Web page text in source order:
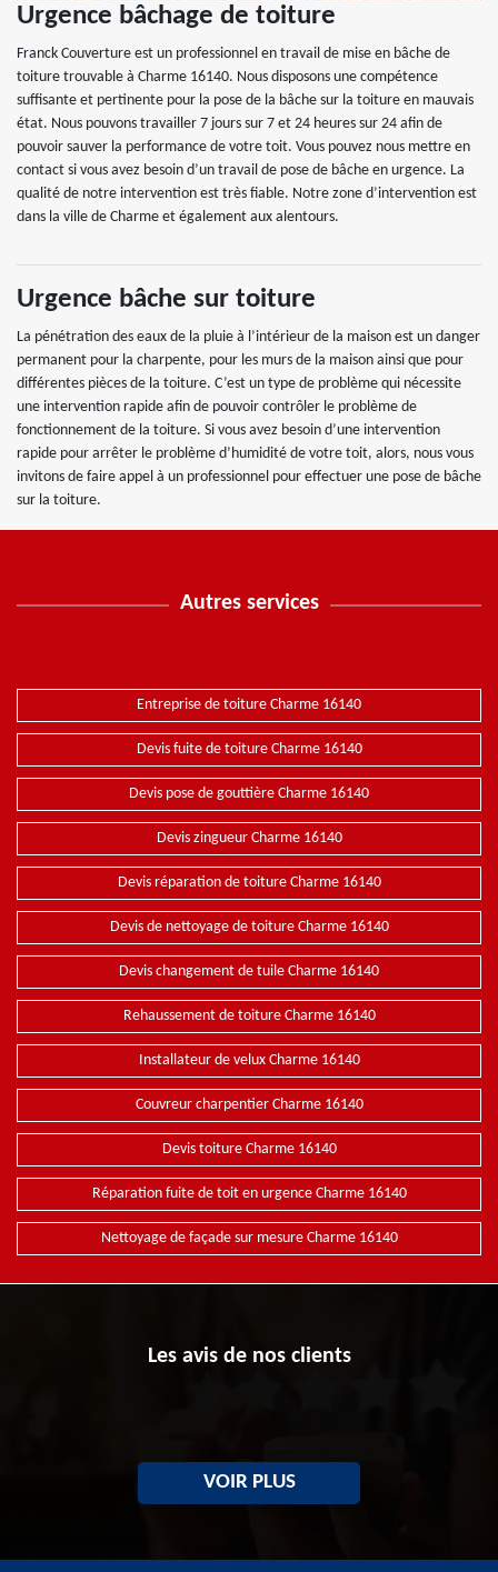
Urgence bâchage de toiture
Franck Couverture est un professionnel en travail de mise en bâche de
toiture trouvable à Charme 16140. Nous disposons une compétence
suffisante et pertinente pour la pose de la bâche sur la toiture en mauvais
état. Nous pouvons travailler 7 jours sur 7 et 24 heures sur 24 afin de
pouvoir sauver la performance de votre toit. Vous pouvez nous mettre en
contact si vous avez besoin d’un travail de pose de bâche en urgence. La
qualité de notre intervention est très fiable. Notre zone d’intervention est
dans la ville de Charme et également aux alentours.
Urgence bâche sur toiture
La pénétration des eaux de la pluie à l’intérieur de la maison est un danger
permanent pour la charpente, pour les murs de la maison ainsi que pour
différentes pièces de la toiture. C’est un type de problème qui nécessite
une intervention rapide afin de pouvoir contrôler le problème de
fonctionnement de la toiture. Si vous avez besoin d’une intervention
rapide pour arrêter le problème d’humidité de votre toit, alors, nous vous
invitons de faire appel à un professionnel pour effectuer une pose de bâche
sur la toiture.
Autres services
Entreprise de toiture Charme 16140
Devis fuite de toiture Charme 16140
Devis pose de gouttière Charme 16140
Devis zingueur Charme 16140
Devis réparation de toiture Charme 16140
Devis de nettoyage de toiture Charme 16140
Devis changement de tuile Charme 16140
Rehaussement de toiture Charme 16140
Installateur de velux Charme 16140
Couvreur charpentier Charme 16140
Devis toiture Charme 16140
Réparation fuite de toit en urgence Charme 16140
Nettoyage de façade sur mesure Charme 16140
Les avis de nos clients
VOIR PLUS